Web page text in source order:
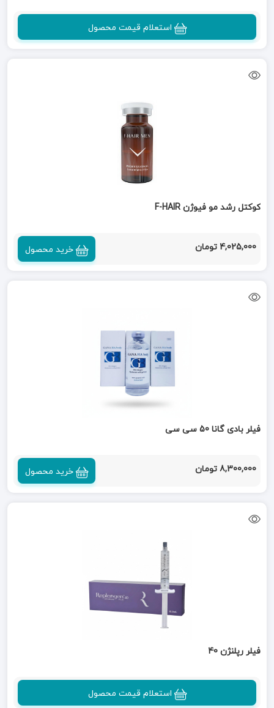
استعلام قیمت محصول
کوکتل رشد مو فیوژن F-HAIR
4,025,000 تومان خرید محصول
فیلر بادی گانا 50 سی سی
8,300,000 تومان خرید محصول
فیلر رپلنژن 40
استعلام قیمت محصول